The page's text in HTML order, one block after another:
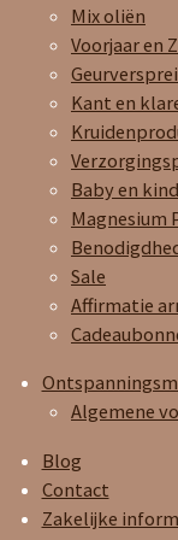
Mix oliën
Voorjaar en
Kant en
Baby en kind
Magnesium
Sale
Affirmatie
Algemene
Blog
Contact
Zakelijke